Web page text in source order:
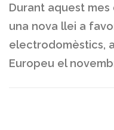
Durant aquest
una nova llei a
electrodomèstics,
Europeu el